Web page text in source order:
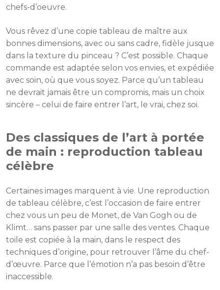
chefs-d’oeuvre.
Vous rêvez d’une copie tableau de maître aux
bonnes dimensions, avec ou sans cadre, fidèle jusque
dans la texture du pinceau ? C’est possible. Chaque
commande est adaptée selon vos envies, et expédiée
avec soin, où que vous soyez. Parce qu’un tableau
ne devrait jamais être un compromis, mais un choix
sincère – celui de faire entrer l’art, le vrai, chez soi.
Des classiques de l’art à portée
de main : reproduction tableau
célèbre
Certaines images marquent à vie. Une reproduction
de tableau célèbre, c’est l’occasion de faire entrer
chez vous un peu de Monet, de Van Gogh ou de
Klimt… sans passer par une salle des ventes. Chaque
toile est copiée à la main, dans le respect des
techniques d’origine, pour retrouver l’âme du chef-
d’œuvre. Parce que l’émotion n’a pas besoin d’être
inaccessible.